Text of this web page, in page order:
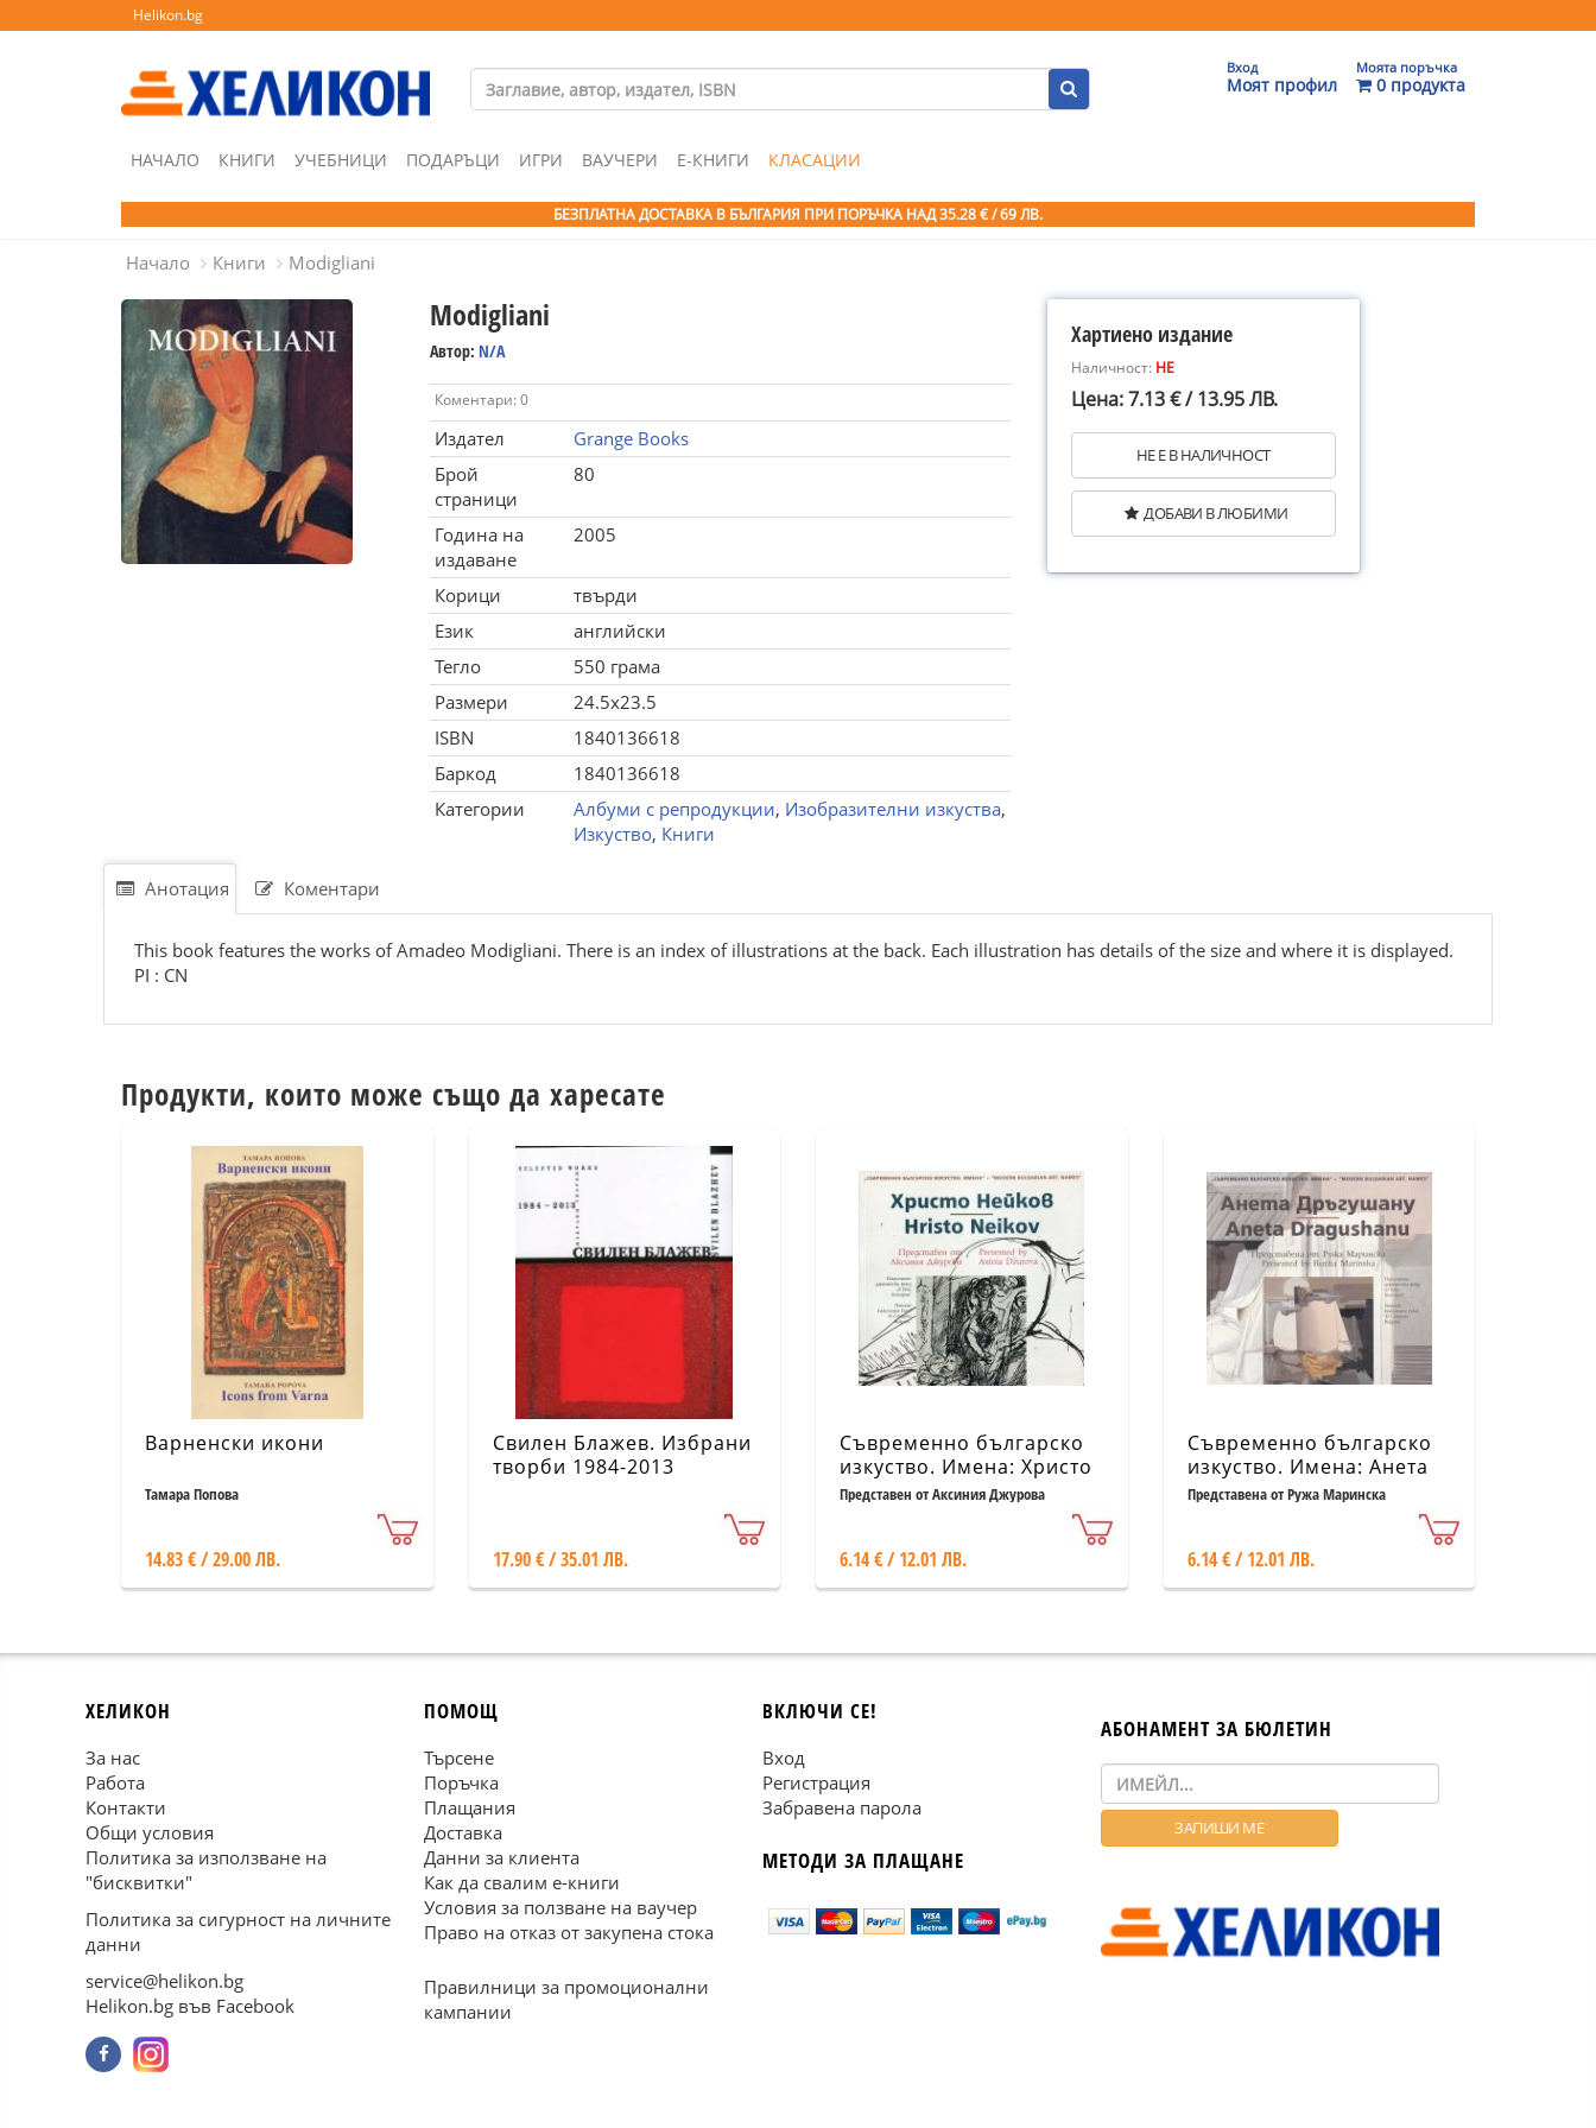
Helikon.bg
Вход
Моят профил
Моята поръчка
0 продукта
НАЧАЛО КНИГИ УЧЕБНИЦИ ПОДАРЪЦИ ИГРИ ВАУЧЕРИ Е-КНИГИ КЛАСАЦИИ
БЕЗПЛАТНА ДОСТАВКА В БЪЛГАРИЯ ПРИ ПОРЪЧКА НАД 35.28 € / 69 ЛВ.
Начало Книги Modigliani
Modigliani
Автор: N/A
Коментари: 0
Издател
Grange Books
Брой
страници
80
Година на
издаване
2005
Корици
твърди
Език
английски
Тегло
550 грама
Размери
24.5x23.5
ISBN
1840136618
Баркод
1840136618
Категории
Албуми с репродукции, Изобразителни изкуства,
Изкуство, Книги
Хартиено издание
Наличност: НЕ
Цена: 7.13 € / 13.95 ЛВ.
НЕ Е В НАЛИЧНОСТ
ДОБАВИ В ЛЮБИМИ
Анотация Коментари
This book features the works of Amadeo Modigliani. There is an index of illustrations at the back. Each illustration has details of the size and where it is displayed.
PI : CN
Продукти, които може също да харесате
Варненски икони
Тамара Попова
14.83 € / 29.00 ЛВ.
Свилен Блажев. Избрани
творби 1984-2013
17.90 € / 35.01 ЛВ.
Съвременно българско
изкуство. Имена: Христо
Нейков
Представен от Аксиния Джурова
6.14 € / 12.01 ЛВ.
Съвременно българско
изкуство. Имена: Анета
Дръгушано
Представена от Ружа Маринска
6.14 € / 12.01 ЛВ.
ХЕЛИКОН
За нас
Работа
Контакти
Общи условия
Политика за използване на
"бисквитки"
Политика за сигурност на личните
данни
service@helikon.bg
Helikon.bg във Facebook
ПОМОЩ
Търсене
Поръчка
Плащания
Доставка
Данни за клиента
Как да свалим е-книги
Условия за ползване на ваучер
Право на отказ от закупена стока
Правилници за промоционални
кампании
ВКЛЮЧИ СЕ!
Вход
Регистрация
Забравена парола
МЕТОДИ ЗА ПЛАЩАНЕ
АБОНАМЕНТ ЗА БЮЛЕТИН